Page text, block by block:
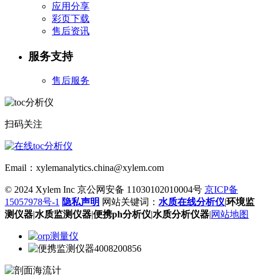
应用分享
彩页下载
售后资讯
服务支持
售后服务
扫码关注
Email：xylemanalytics.china@xylem.com
© 2024 Xylem Inc 京公网安备 11030102010004号 京ICP备
15057978号-1 隐私声明 网站关键词： 水质在线分析仪|环境监
测仪器|水质监测仪器|便携ph分析仪|水质分析仪器|网站地图
4008200856